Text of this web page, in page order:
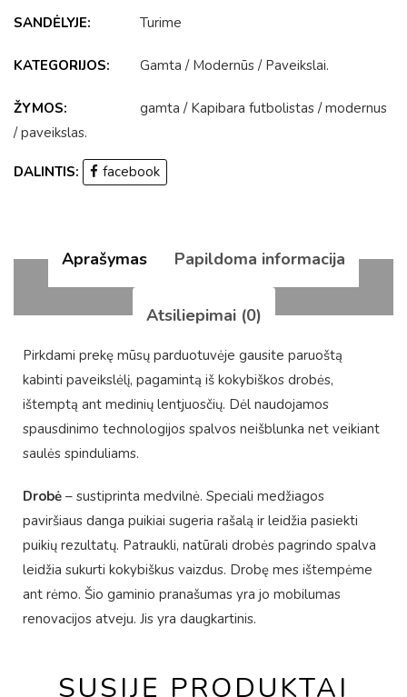
SANDĖLYJE: Turime
KATEGORIJOS: Gamta / Modernūs / Paveikslai.
ŽYMOS: gamta / Kapibara futbolistas /modernus
/paveikslas.
DALINTIS: facebook
Aprašymas Papildoma informacija
Atsiliepimai (0)
Pirkdami prekę mūsų parduotuvėje gausite paruoštą
kabinti paveikslėlį, pagamintą iš kokybiškos drobės,
ištemptą ant medinių lentjuosčių. Dėl naudojamos
spausdinimo technologijos spalvos neišblunka net veikiant
saulės spinduliams.
Drobė – sustiprinta medvilnė. Speciali medžiagos
paviršiaus danga puikiai sugeria rašalą ir leidžia pasiekti
puikių rezultatų. Patraukli, natūrali drobės pagrindo spalva
leidžia sukurti kokybiškus vaizdus. Drobę mes ištempėme
ant rėmo. Šio gaminio pranašumas yra jo mobilumas
renovacijos atveju. Jis yra daugkartinis.
SUSIJĘ PRODUKTAI